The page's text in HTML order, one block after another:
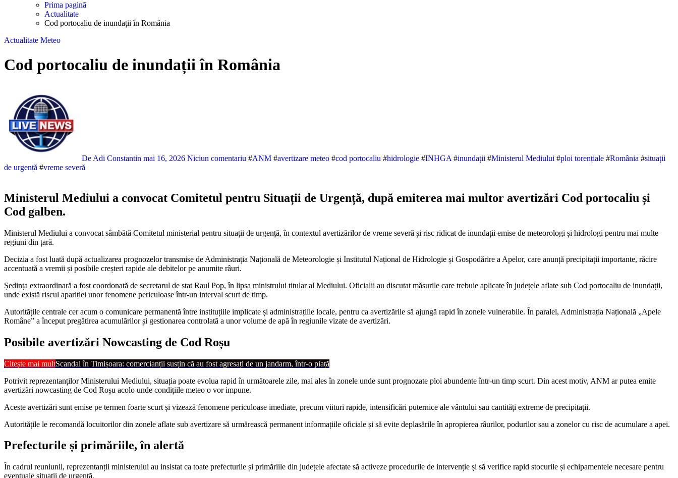
Prima pagină
Actualitate
Cod portocaliu de inundații în România
Actualitate Meteo
Cod portocaliu de inundații în România
De Adi Constantin mai 16, 2026 Niciun comentariu #ANM #avertizare meteo #cod portocaliu #hidrologie #INHGA #inundații #Ministerul Mediului #ploi torențiale #România #situații
de urgență #vreme severă
Ministerul Mediului a convocat Comitetul pentru Situații de Urgență, după emiterea mai multor avertizări Cod portocaliu și
Cod galben.
Ministerul Mediului a convocat sâmbătă Comitetul ministerial pentru situații de urgență, în contextul avertizărilor de vreme severă și risc ridicat de inundații emise de meteorologi și hidrologi pentru mai multe
regiuni din țară.
Decizia a fost luată după actualizarea prognozelor transmise de Administrația Națională de Meteorologie și Institutul Național de Hidrologie și Gospodărire a Apelor, care anunță precipitații importante, răcire
accentuată a vremii și posibile creșteri rapide ale debitelor pe anumite râuri.
Ședința extraordinară a fost coordonată de secretarul de stat Raul Pop, în lipsa ministrului titular al Mediului. Oficialii au discutat măsurile care trebuie aplicate în județele aflate sub Cod portocaliu de inundații,
unde există riscul apariției unor fenomene periculoase într-un interval scurt de timp.
Autoritățile centrale cer acum o comunicare permanentă între instituțiile implicate și administrațiile locale, pentru ca avertizările să ajungă rapid în zonele vulnerabile. În paralel, Administrația Națională „Apele
Române” a început pregătirea acumulărilor și gestionarea controlată a unor volume de apă în regiunile vizate de avertizări.
Posibile avertizări Nowcasting de Cod Roșu
Citește mai multScandal în Timișoara: comercianții susțin că au fost agresați de un jandarm, într-o piață
Potrivit reprezentanților Ministerului Mediului, situația poate evolua rapid în următoarele zile, mai ales în zonele unde sunt prognozate ploi abundente într-un timp scurt. Din acest motiv, ANM ar putea emite
avertizări nowcasting de Cod Roșu acolo unde condițiile meteo o vor impune.
Aceste avertizări sunt emise pe termen foarte scurt și vizează fenomene periculoase imediate, precum viituri rapide, intensificări puternice ale vântului sau cantități extreme de precipitații.
Autoritățile le recomandă locuitorilor din zonele aflate sub avertizare să urmărească permanent informațiile oficiale și să evite deplasările în apropierea râurilor, podurilor sau a zonelor cu risc de acumulare a apei.
Prefecturile și primăriile, în alertă
În cadrul reuniunii, reprezentanții ministerului au insistat ca toate prefecturile și primăriile din județele afectate să activeze procedurile de intervenție și să verifice rapid stocurile și echipamentele necesare pentru
eventuale situații de urgență.